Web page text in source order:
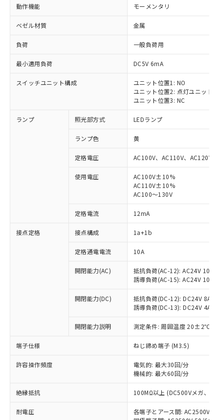
動作機能 モーメンタリ
ベゼル材質 金属
負荷 一般負荷用
最小適用負荷 DC5V 6mA
スイッチユニット構成
ユニット位置1: NO
ユニット位置2: 点灯ユニット
ユニット位置3: NC
ランプ 照光部方式 LEDランプ
ランプ色 黄
定格電圧 AC100V、AC110V、AC120V
使用電圧
AC100V±10%
AC110V±10%
AC100～130V
定格電流 12mA
接点定格 接点構成 1a+1b
定格通電電流 10A
開閉能力(AC)
抵抗負荷(AC-12): AC24V 10A/
誘導負荷(AC-15): AC24V
開閉能力(DC)
抵抗負荷(DC-12): DC24V 8A/
誘導負荷(DC-13): DC24V 4A/
開閉能力説明 測定条件: 周囲温度 20±2℃、
端子仕様 ねじ締め端子 (M3.5)
許容操作頻度
電気的: 最大30回/分
機械的: 最大60回/分
絶縁抵抗 100MΩ以上 (DC500Vメガ、点
耐電圧
各端子とアース間: AC2500V
ご利用条件
以下の条件をお読みいただき、同意のうえ
本サービスは、当社制御機器事業取扱
商品の当社在庫状況および標準価格
(税抜)を提供させていただくもので
当社制御機器事業取扱商品の中には、
本サービスの対象外となる商品もある
ことをご了承ください。
※1 対応状況
対応済み：EU RoHS指令（10物質）の
非含有に対応した製品が提供可能な商品で
対応予定：EU RoHS指令（10物質）の非含
有に対応した製品に切り替える予定のある
対応予定なし：EU RoHS指令（10物質）の
非含有に非対応の商品で、対応品を出す予
調査・確認中：EU RoHS指令（10物質）の
非含有の対応状況を調査中または確認中の
商品です。
非該当品：ライセンス料など無形物で、有
害物質有無と関係のない商品です。
仕入先様の事情により、非含有部品として
いたものが、含有品と判明した場合などや
「○」：最大均質材料含有率が中国RoHSの
「×」：最大均質材料含有率が中国RoHSの
基準値を超えていることを示します。
当社は、これら貴社製品のうち、外国